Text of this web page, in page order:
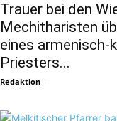
Trauer bei den
Mechitharisten
eines armenisch-
Priesters...
Redaktion -